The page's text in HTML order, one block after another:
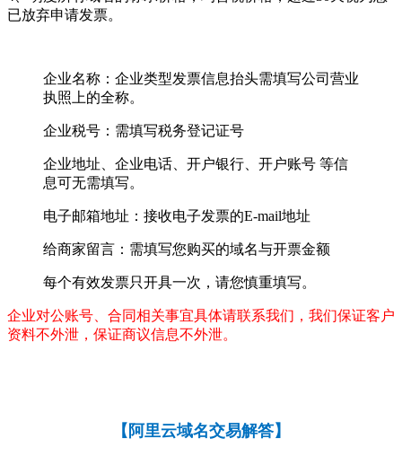
已放弃申请发票。
企业名称：企业类型发票信息抬头需填写公司营业
执照上的全称。
企业税号：需填写税务登记证号
企业地址、企业电话、开户银行、开户账号 等信
息可无需填写。
电子邮箱地址：接收电子发票的E-mail地址
给商家留言：需填写您购买的域名与开票金额
每个有效发票只开具一次，请您慎重填写。
企业对公账号、合同相关事宜具体请联系我们，我们保证客户
资料不外泄，保证商议信息不外泄。
【 阿里云域名交易解答】